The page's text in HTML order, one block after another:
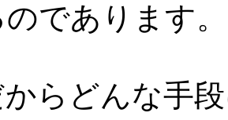
であります。
らどんな手